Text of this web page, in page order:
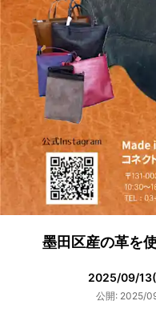
墨田区産の革を
2025/09/
公開: 2025/